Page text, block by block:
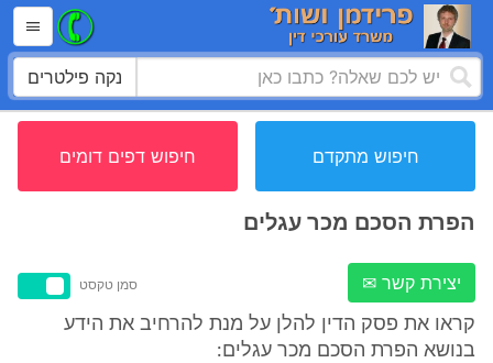
נקה פילטרים
חיפוש מתקדם חיפוש דפים דומים
הפרת הסכם מכר עגלים
יצירת קשר ✉ סמן טקסט
קראו את פסק הדין להלן על מנת להרחיב את הידע
בנושא הפרת הסכם מכר עגלים: